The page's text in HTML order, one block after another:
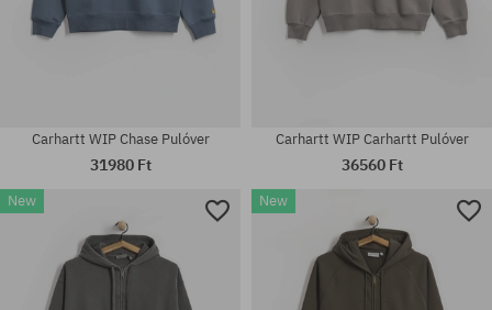
Elérhető méretek:
Elérhető méretek:
M; L; XL
Carhartt WIP Chase Pulóver
31980 Ft
Carhartt WIP Carhartt Pulóver
36560 Ft
New New